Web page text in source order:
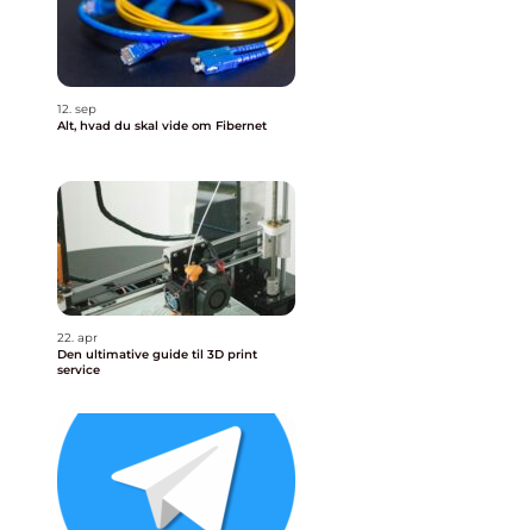
12. sep
Alt, hvad du skal vide om Fibernet
22. apr
Den ultimative guide til 3D print
service